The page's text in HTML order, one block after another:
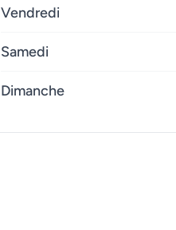
Vendredi
Samedi
Dimanche